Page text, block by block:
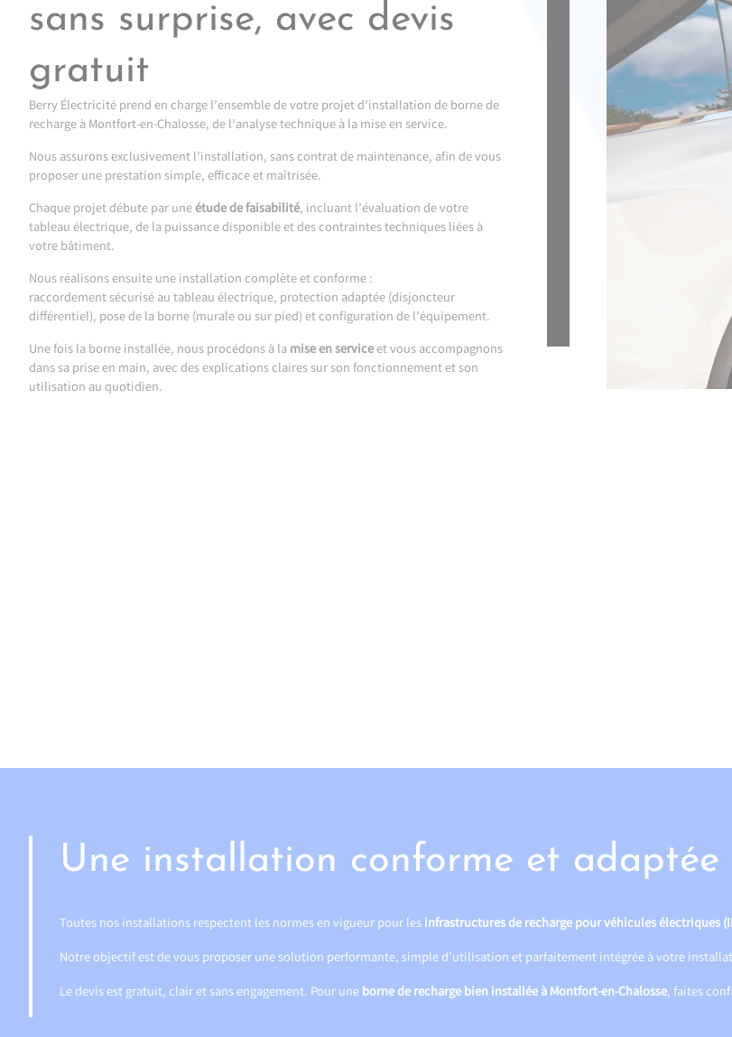
sans surprise, avec devis
gratuit
Berry Électricité prend en charge l’ensemble de votre projet d’installation de borne de
recharge à Montfort-en-Chalosse, de l’analyse technique à la mise en service.
Nous assurons exclusivement l’installation, sans contrat de maintenance, afin de vous
proposer une prestation simple, efficace et maîtrisée.
Chaque projet débute par uneétude de faisabilité, incluant l’évaluation de votre
tableau électrique, de la puissance disponible et des contraintes techniques liées à
votre bâtiment.
Nous réalisons ensuite une installation complète et conforme :
raccordement sécurisé au tableau électrique, protection adaptée (disjoncteur
différentiel), pose de la borne (murale ou sur pied) et configuration de l’équipement.
Une fois la borne installée, nous procédons à lamise en serviceet vous accompagnons
dans sa prise en main, avec des explications claires sur son fonctionnement et son
utilisation au quotidien.
Une installation conforme et adaptée
Toutes nos installations respectent les normes en vigueur pour lesinfrastructures de recharge pour véhicules électriques
Notre objectif est de vous proposer une solution performante, simple d’utilisation et parfaitement intégrée à votre
Le devis est gratuit, clair et sans engagement. Pour uneborne de recharge bien installée à Montfort-en-Chalosse, faites